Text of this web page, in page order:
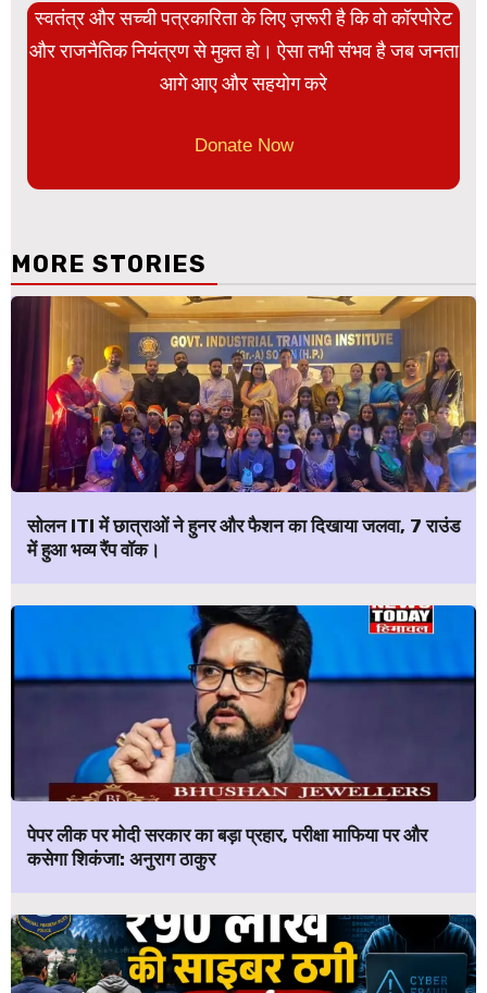
स्वतंत्र और सच्ची पत्रकारिता के लिए ज़रूरी है कि वो कॉरपोरेट
और राजनैतिक नियंत्रण से मुक्त हो। ऐसा तभी संभव है जब जनता
आगे आए और सहयोग करे
Donate Now
MORE STORIES
सोलन ITI में छात्राओं ने हुनर और फैशन का दिखाया जलवा, 7 राउंड
में हुआ भव्य रैंप वॉक।
पेपर लीक पर मोदी सरकार का बड़ा प्रहार, परीक्षा माफिया पर और
कसेगा शिकंजा: अनुराग ठाकुर